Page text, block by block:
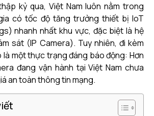
kỷ qua, Việt Nam luôn nằm trong
có tốc độ tăng trưởng thiết bị IoT
nhanh nhất khu vực, đặc biệt là hệ
sát (IP Camera). Tuy nhiên, đi kèm
là một thực trạng đáng báo động: Hơn
đang vận hành tại Việt Nam chưa
an toàn thông tin mạng.